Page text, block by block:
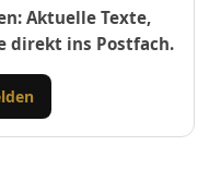
Aktuelle Texte,
direkt ins Postfach.